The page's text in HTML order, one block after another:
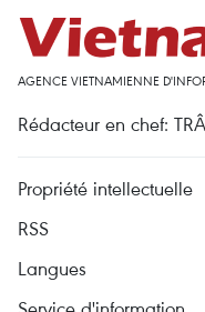
AGENCE VIETNAMIENNE
Rédacteur en chef:
Propriété intellectuelle
RSS
Langues